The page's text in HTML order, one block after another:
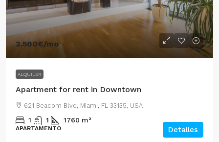
3.500€/mo
ALQUILER
Apartment for rent in Downtown
621 Beacom Blvd, Miami, FL 33135, USA
1 1 1760 m²
APARTAMENTO Detalles